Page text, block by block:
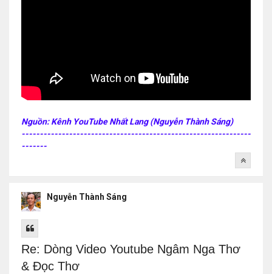
Nguồn: Kênh YouTube Nhất Lang (Nguyễn Thành Sáng)
---------------------------------------------------------------
-------
Nguyễn Thành Sáng
Re: Dòng Video Youtube Ngâm Nga Thơ
& Đọc Thơ